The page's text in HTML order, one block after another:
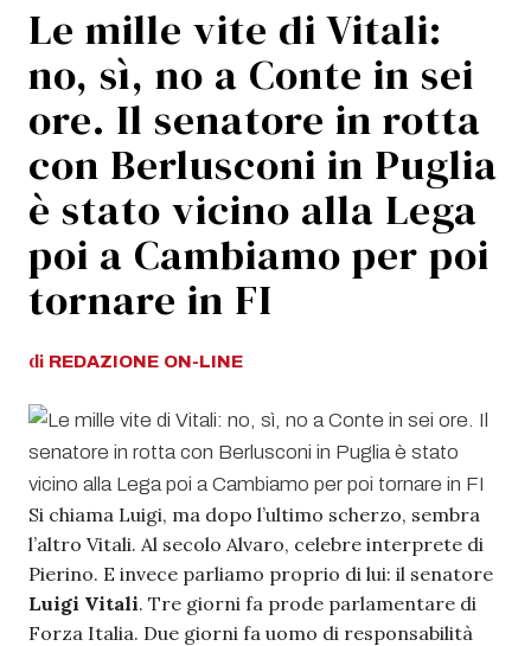
Le mille vite di Vitali:
no, sì, no a Conte in sei
ore. Il senatore in rotta
con Berlusconi in Puglia
è stato vicino alla Lega
poi a Cambiamo per poi
tornare in FI
di REDAZIONE ON-LINE
Si chiama Luigi, ma dopo l’ultimo scherzo, sembra
l’altro Vitali. Al secolo Alvaro, celebre interprete di
Pierino. E invece parliamo proprio di lui: il senatore
Luigi Vitali. Tre giorni fa prode parlamentare di
Forza Italia. Due giorni fa uomo di responsabilità